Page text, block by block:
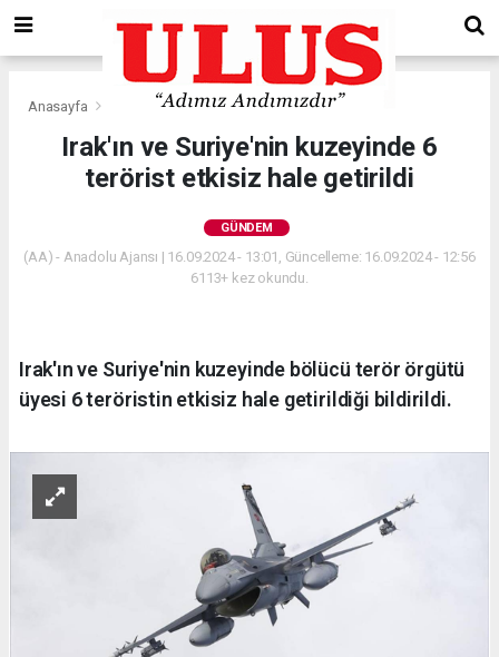
Anasayfa Gündem
Irak'ın ve Suriye'nin kuzeyinde 6
terörist etkisiz hale getirildi
GÜNDEM
(AA) - Anadolu Ajansı | 16.09.2024 - 13:01, Güncelleme: 16.09.2024 - 12:56
6113+ kez okundu.
Irak'ın ve Suriye'nin kuzeyinde bölücü terör örgütü
üyesi 6 teröristin etkisiz hale getirildiği bildirildi.